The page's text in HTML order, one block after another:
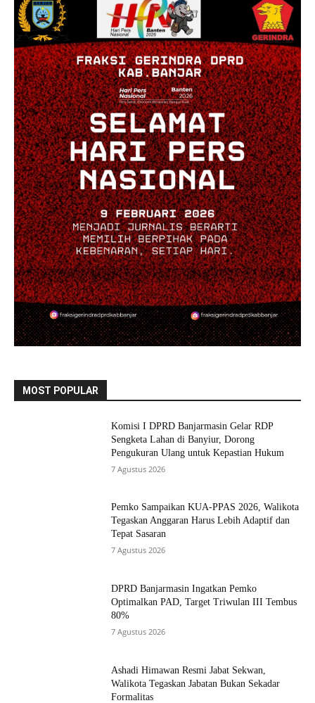
MOST POPULAR
Komisi I DPRD Banjarmasin Gelar RDP
Sengketa Lahan di Banyiur, Dorong
Pengukuran Ulang untuk Kepastian Hukum
7 Agustus 2026
Pemko Sampaikan KUA-PPAS 2026, Walikota
Tegaskan Anggaran Harus Lebih Adaptif dan
Tepat Sasaran
7 Agustus 2026
DPRD Banjarmasin Ingatkan Pemko
Optimalkan PAD, Target Triwulan III Tembus
80%
7 Agustus 2026
Ashadi Himawan Resmi Jabat Sekwan,
Walikota Tegaskan Jabatan Bukan Sekadar
Formalitas